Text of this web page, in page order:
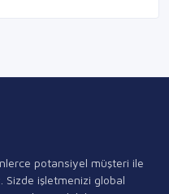
potansiyel müşteri ile
Sizde işletmenizi global